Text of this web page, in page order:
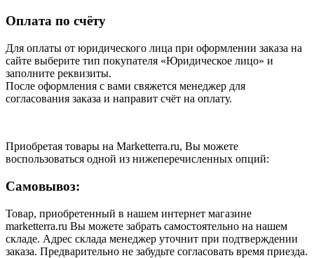
Оплата по счёту
Для оплаты от юридического лица при оформлении заказа на
сайте выберите тип покупателя «Юридическое лицо» и
заполните реквизиты.
После оформления с вами свяжется менеджер для
согласования заказа и направит счёт на оплату.
Приобретая товары на Marketterra.ru, Вы можете
воспользоваться одной из нижеперечисленных опций:
Самовывоз:
Товар, приобретенный в нашем интернет магазине
marketterra.ru Вы можете забрать самостоятельно на нашем
складе. Адрес склада менеджер уточнит при подтверждении
заказа. Предварительно не забудьте согласовать время приезда.